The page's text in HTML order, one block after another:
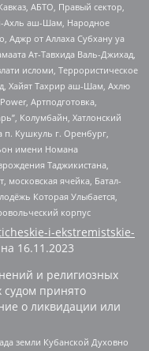
АБТО, Правый сектор,
Ахль аш-Шам, Народное
от Аллаха Субхану уа
Ат-Тавхида Валь-Джихад,
исломи, Террористическое
Хайят Тахрир аш-Шам, Ахлю
Артподготовка,
Колумбайн, Хатлонский
п. Кушкуль г. Оренбург,
имени Номана
Таджикистана,
ячейка, Батал-
Которая Улыбается,
корпус
i-ekstremistskie-
16.11.2023
и религиозных
принято
о ликвидации или
земли Кубанской Духовно